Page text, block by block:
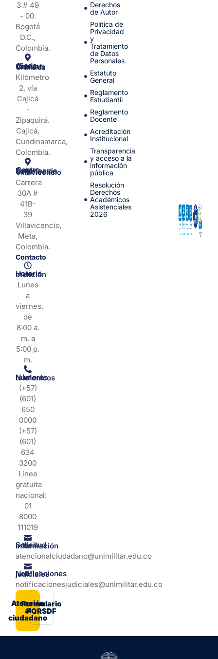
3 # 49
- 00.
Bogotá
D.C.,
Colombia.
Sede Campus Nueva Granada
Kilómetro
2, vía
Cajicá
-
Zipaquirá.
Cajicá,
Cundinamarca,
Colombia.
Centro de Experiencia y Orientación Villavicencio
Carrera
30A #
41B-
39
Villavicencio,
Meta,
Colombia.
Contacto
Horario de atención
Lunes
a
viernes,
de
8:00 a.
m. a
5:00 p.
m.
Números telefonicos
(+57)
(601)
650
0000
(+57)
(601)
634
3200
Línea
gratuita
nacional:
01
8000
111019
Solicitud de información
atencionalciudadano@unimilitar.edu.co
Notificaciones judiciales
notificacionesjudiciales@unimilitar.edu.co
Atención
al
ciudadano
Formulario
PQRSDF
Derechos
de Autor
Política de
Privacidad
y
Tratamiento
de Datos
Personales
Estatuto
General
Reglamento
Estudiantil
Reglamento
Docente
Acreditación
Institucional
Transparencia
y acceso a la
información
pública
Resolución
Derechos
Académicos
Asistenciales
2026